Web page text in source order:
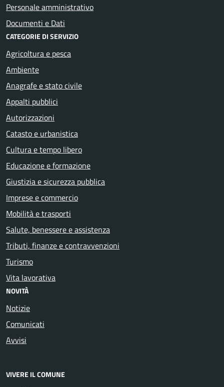
Personale amministrativo
Documenti e Dati
CATEGORIE DI SERVIZIO
Agricoltura e pesca
Ambiente
Anagrafe e stato civile
Appalti pubblici
Autorizzazioni
Catasto e urbanistica
Cultura e tempo libero
Educazione e formazione
Giustizia e sicurezza pubblica
Imprese e commercio
Mobilità e trasporti
Salute, benessere e assistenza
Tributi, finanze e contravvenzioni
Turismo
Vita lavorativa
NOVITÀ
Notizie
Comunicati
Avvisi
VIVERE IL COMUNE